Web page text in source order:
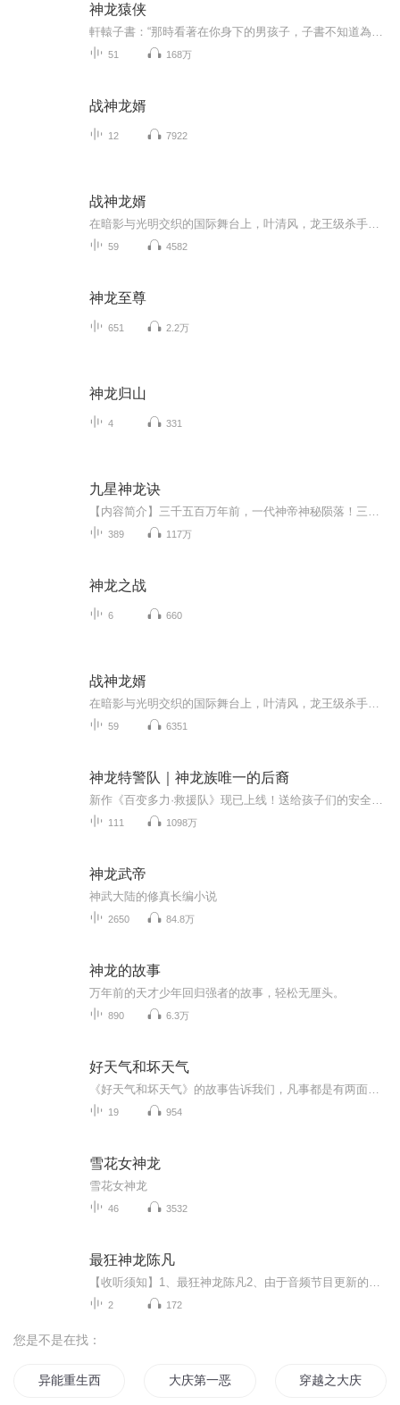
神龙猿侠
51 168万
战神龙婿
12 7922
战神龙婿
59 4582
神龙至尊
651 2.2万
神龙归山
4 331
九星神龙诀
389 117万
神龙之战
6 660
战神龙婿
59 6351
神龙特警队｜神龙族唯一的后裔
111 1098万
神龙武帝
神武大陆的修真长编小说
2650 84.8万
神龙的故事
万年前的天才少年回归强者的故事，轻松无厘头。
890 6.3万
好天气和坏天气
19 954
雪花女神龙
雪花女神龙
46 3532
最狂神龙陈凡
2 172
您是不是在找：
异能重生西门庆 大庆第一恶 穿越之大庆帝国